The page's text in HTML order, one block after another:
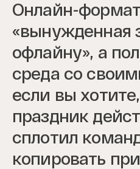
Онлайн-
«вынужденная
офлайну», а
среда со
если вы
праздник
сплотил
копировать